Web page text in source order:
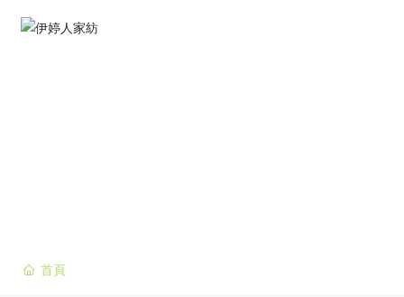
首頁